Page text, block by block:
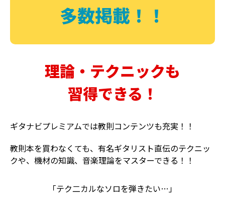
多数掲載！！
理論・テクニックも
習得できる！
ギタナビプレミアムでは教則コンテンツも充実！！
教則本を買わなくても、有名ギタリスト直伝のテクニッ
クや、機材の知識、音楽理論をマスターできる！！
「テク二カルなソロを弾きたい…」